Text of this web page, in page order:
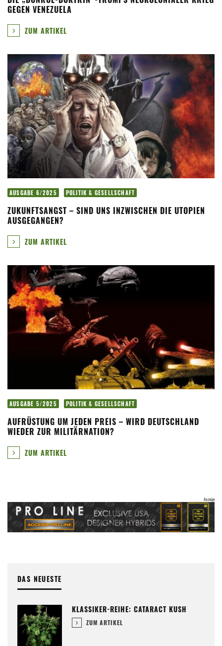
GEGEN VENEZUELA
ZUM ARTIKEL
AUSGABE 6/2025 POLITIK & GESELLSCHAFT
ZUKUNFTSANGST – SIND UNS INZWISCHEN DIE UTOPIEN
AUSGEGANGEN?
ZUM ARTIKEL
AUSGABE 5/2025 POLITIK & GESELLSCHAFT
AUFRÜSTUNG UM JEDEN PREIS – WIRD DEUTSCHLAND
WIEDER ZUR MILITÄRNATION?
ZUM ARTIKEL
DAS NEUESTE
KLASSIKER-REIHE: CATARACT KUSH
ZUM ARTIKEL